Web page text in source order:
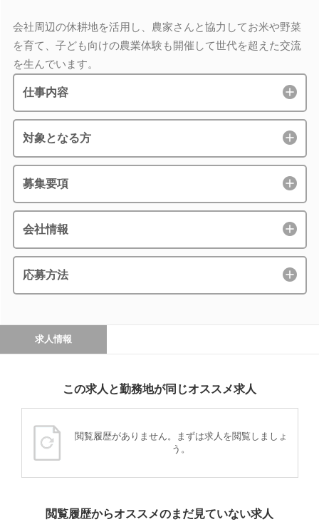
会社周辺の休耕地を活用し、農家さんと協力してお米や野菜
を育て、子ども向けの農業体験も開催して世代を超えた交流
を生んでいます。
仕事内容
対象となる方
募集要項
会社情報
応募方法
求人情報
この求人と勤務地が同じオススメ求人
閲覧履歴がありません。まずは求人を閲覧しましょ
う。
閲覧履歴からオススメのまだ見ていない求人